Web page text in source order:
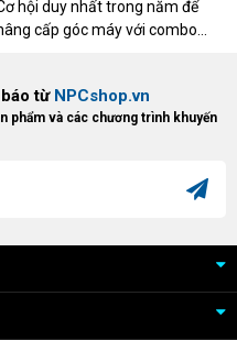
hội duy nhất trong năm để
cấp góc máy với combo
ghế Gaming cao cấp nhất,
sẽ nhận ngay quà tặng trị giá
từ NPCshop.vn
phẩm và các chương trình khuyến